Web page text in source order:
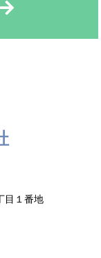
目１番地